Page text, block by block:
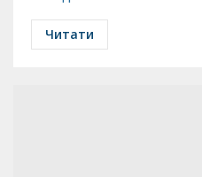
Читати